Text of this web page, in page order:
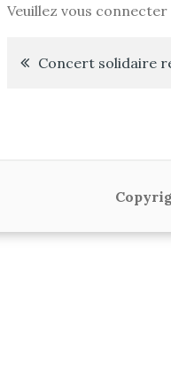
Veuillez vous
Concert solidaire